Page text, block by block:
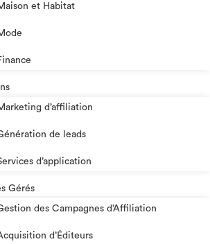
et Habitat
d’affiliation
de leads
d’application
Gérés
des Campagnes d’Affiliation​
d’Éditeurs